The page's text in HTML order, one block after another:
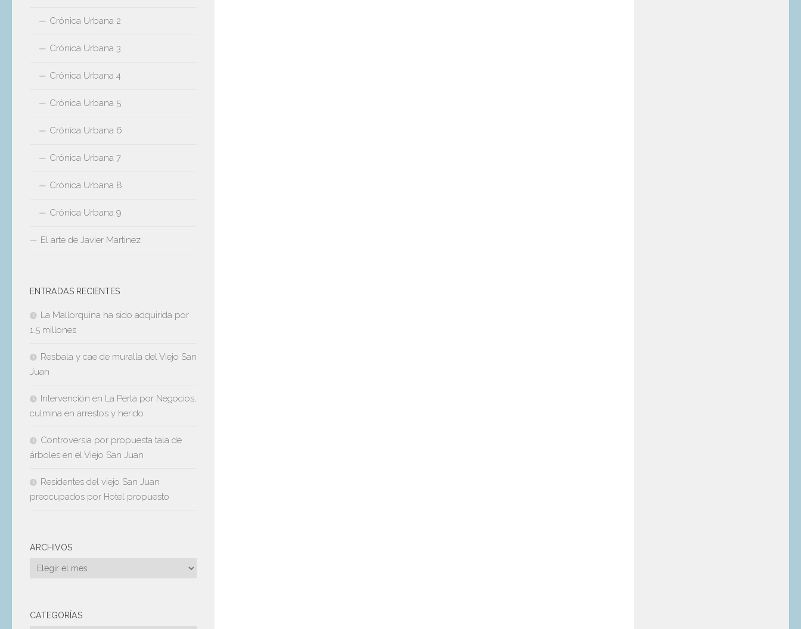
Crónica Urbana 2
Crónica Urbana 3
Crónica Urbana 4
Crónica Urbana 5
Crónica Urbana 6
Crónica Urbana 7
Crónica Urbana 8
Crónica Urbana 9
El arte de Javier Martinez
ENTRADAS RECIENTES
La Mallorquina ha sido adquirida por
1.5 millones
Resbala y cae de muralla del Viejo San
Juan
Intervención en La Perla por Negocios,
culmina en arrestos y herido
Controversia por propuesta tala de
árboles en el Viejo San Juan
Residentes del viejo San Juan
preocupados por Hotel propuesto
ARCHIVOS
Archivos
CATEGORÍAS